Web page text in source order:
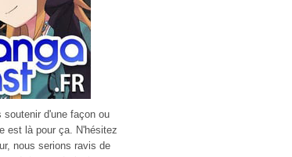
d'une façon ou
est là pour ça. N'hésitez
nous serions ravis de